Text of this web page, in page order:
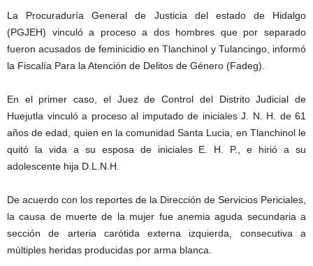
La Procuraduría General de Justicia del estado de Hidalgo
(PGJEH) vinculó a proceso a dos hombres que por separado
fueron acusados de feminicidio en Tlanchinol y Tulancingo, informó
la Fiscalía Para la Atención de Delitos de Género (Fadeg).
En el primer caso, el Juez de Control del Distrito Judicial de
Huejutla vinculó a proceso al imputado de iniciales J. N. H. de 61
años de edad, quien en la comunidad Santa Lucia, en Tlanchinol le
quitó la vida a su esposa de iniciales E. H. P., e hirió a su
adolescente hija D.L.N.H.
De acuerdo con los reportes de la Dirección de Servicios Periciales,
la causa de muerte de la mujer fue anemia aguda secundaria a
sección de arteria carótida externa izquierda, consecutiva a
múltiples heridas producidas por arma blanca.